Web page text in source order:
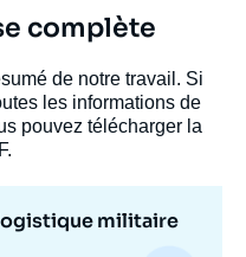
complète
de notre travail. Si
les informations de
pouvez télécharger la
militaire